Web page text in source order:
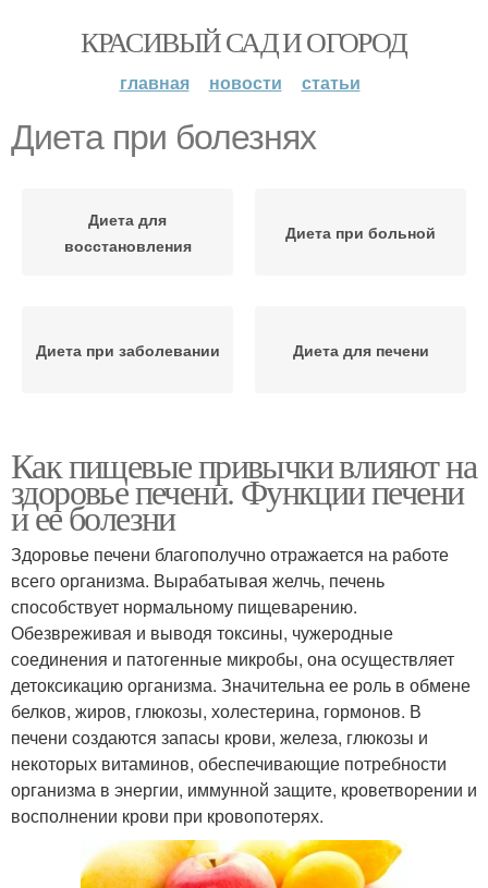
КРАСИВЫЙ САД И ОГОРОД
главная новости статьи
Диета при болезнях
Диета для
восстановления
Диета при больной
Диета при заболевании Диета для печени
Как пищевые привычки влияют на
здоровье печени. Функции печени
и ее болезни
Здоровье печени благополучно отражается на работе
всего организма. Вырабатывая желчь, печень
способствует нормальному пищеварению.
Обезвреживая и выводя токсины, чужеродные
соединения и патогенные микробы, она осуществляет
детоксикацию организма. Значительна ее роль в обмене
белков, жиров, глюкозы, холестерина, гормонов. В
печени создаются запасы крови, железа, глюкозы и
некоторых витаминов, обеспечивающие потребности
организма в энергии, иммунной защите, кроветворении и
восполнении крови при кровопотерях.